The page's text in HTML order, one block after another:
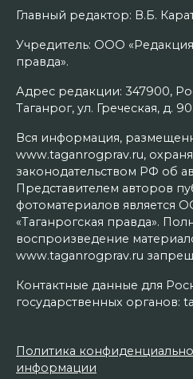
Главный редактор: В.Б.
Учредитель: ООО «Редакция
правда».
Адрес редакции: 347900,
Таганрог, ул. Греческая, д. 90.
Вся информация,
www.taganrogprav.ru,
законодательством РФ об
Представителем авторов
фотоматериалов является
«Таганрогская правда».
воспроизведение
www.taganrogprav.ru
Контактные данные для
государственных органов:
Политика
информации